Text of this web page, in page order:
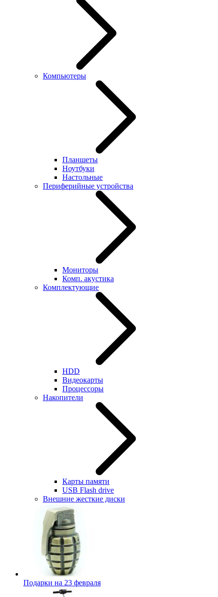
Компьютеры
Планшеты
Ноутбуки
Настольные
Периферийные устройства
Мониторы
Комп. акустика
Комплектующие
HDD
Видеокарты
Процессоры
Накопители
Карты памяти
USB Flash drive
Внешние жесткие диски
Подарки на 23 февраля